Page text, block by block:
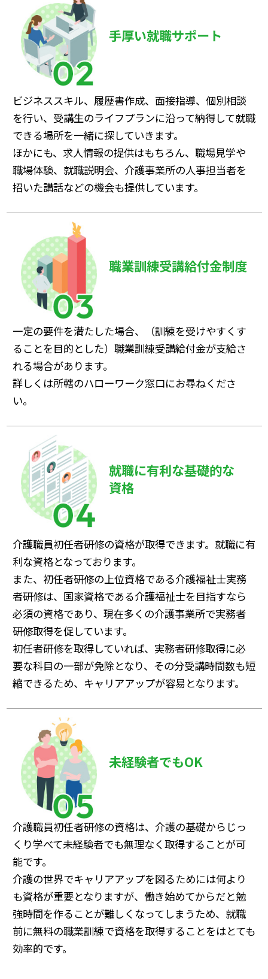
手厚い就職サポート
ビジネススキル、履歴書作成、面接指導、個別相談
を行い、受講生のライフプランに沿って納得して就職
できる場所を一緒に探していきます。
ほかにも、求人情報の提供はもちろん、職場見学や
職場体験、就職説明会、介護事業所の人事担当者を
招いた講話などの機会も提供しています。
職業訓練受講給付金制度
一定の要件を満たした場合、（訓練を受けやすくす
ることを目的とした）職業訓練受講給付金が支給さ
れる場合があります。
詳しくは所轄のハローワーク窓口にお尋ねくださ
い。
就職に有利な基礎的な
資格
介護職員初任者研修の資格が取得できます。就職に有
利な資格となっております。
また、初任者研修の上位資格である介護福祉士実務
者研修は、国家資格である介護福祉士を目指すなら
必須の資格であり、現在多くの介護事業所で実務者
研修取得を促しています。
初任者研修を取得していれば、実務者研修取得に必
要な科目の一部が免除となり、その分受講時間数も短
縮できるため、キャリアアップが容易となります。
未経験者でもOK
介護職員初任者研修の資格は、介護の基礎からじっ
くり学べて未経験者でも無理なく取得することが可
能です。
介護の世界でキャリアアップを図るためには何より
も資格が重要となりますが、働き始めてからだと勉
強時間を作ることが難しくなってしまうため、就職
前に無料の職業訓練で資格を取得することをはとても
効率的です。